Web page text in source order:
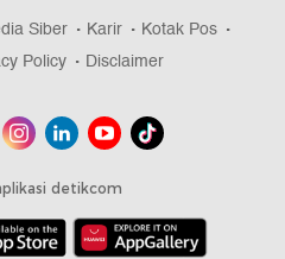
Siber Karir
Kotak Pos
Policy Disclaimer
detikcom